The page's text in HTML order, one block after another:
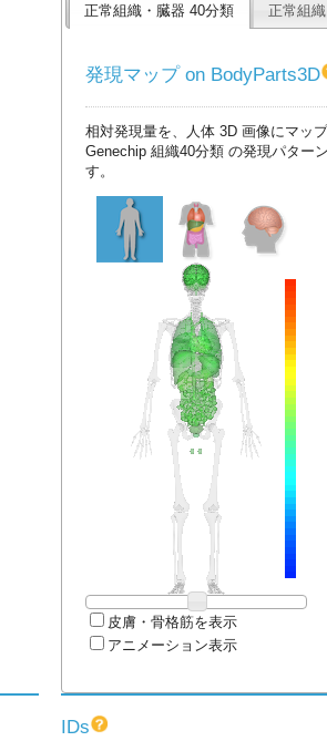
正常組織・臓器 40分類 正常組
発現マップ on BodyParts3D
相対発現量を、人体 3D 画像にマッ
Genechip 組織40分類 の発現パター
す。
皮膚・骨格筋を表示
アニメーション表示
IDs